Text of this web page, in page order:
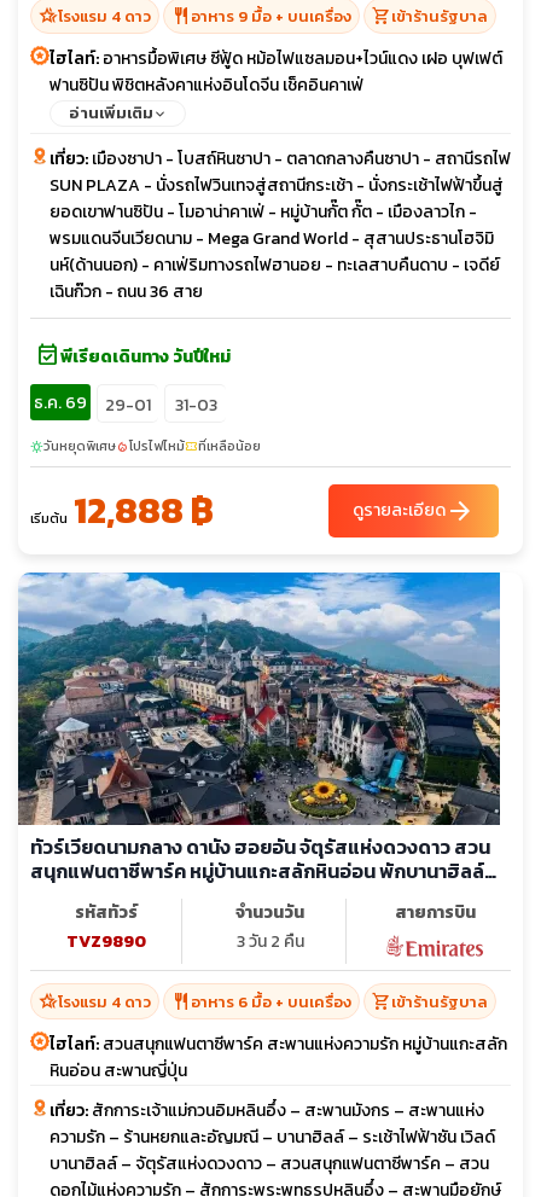
hotel_classโรงแรม 4 ดาว restaurant อาหาร 9 มื้อ + บนเครื่อง shopping_cartเข้าร้านรัฐบาล
ไฮไลท์:อาหารมื้อพิเศษ ซีฟู้ด หม้อไฟแซลมอน+ไวน์แดง เฝอ บุฟเฟต์
ฟานซิปัน พิชิตหลังคาแห่งอินโดจีน เช็คอินคาเฟ่
อ่านเพิ่มเติม
เที่ยว:เมืองซาปา - โบสถ์หินซาปา - ตลาดกลางคืนซาปา - สถานีรถไฟ
SUN PLAZA - นั่งรถไฟวินเทจสู่สถานีกระเช้า - นั่งกระเช้าไฟฟ้าขึ้นสู่
ยอดเขาฟานซิปัน - โมอาน่าคาเฟ่ - หมู่บ้านกั๊ต กั๊ต - เมืองลาวไก -
พรมแดนจีนเวียดนาม - Mega Grand World - สุสานประธานโฮจิมิ
นห์(ด้านนอก) - คาเฟ่ริมทางรถไฟฮานอย - ทะเลสาบคืนดาบ - เจดีย์
เฉินก๊วก - ถนน 36 สาย
event_availableพีเรียดเดินทาง วันปีใหม่
ธ.ค. 69
29-01 31-03
sunnyวันหยุดพิเศษlocal_fire_departmentโปรไฟไหม้confirmation_numberที่เหลือน้อย
เริ่มต้น 12,888 ฿ ดูรายละเอียดarrow_forward
ทัวร์เวียดนามกลาง ดานัง ฮอยอัน จัตุรัสแห่งดวงดาว สวน
สนุกแฟนตาซีพาร์ค หมู่บ้านแกะสลักหินอ่อน พักบานาฮิลล์
รหัสทัวร์
TVZ9890
จำนวนวัน
3 วัน 2 คืน
สายการบิน
hotel_classโรงแรม 4 ดาว restaurant อาหาร 6 มื้อ + บนเครื่อง shopping_cartเข้าร้านรัฐบาล
ไฮไลท์:สวนสนุกแฟนตาซีพาร์ค สะพานแห่งความรัก หมู่บ้านแกะสลัก
หินอ่อน สะพานญี่ปุ่น
เที่ยว:สักการะเจ้าแม่กวนอิมหลินอึ๋ง – สะพานมังกร – สะพานแห่ง
ความรัก – ร้านหยกและอัญมณี – บานาฮิลล์ – ระเช้าไฟฟ้าซัน เวิลด์
บานาฮิลล์ – จัตุรัสแห่งดวงดาว – สวนสนุกแฟนตาซีพาร์ค – สวน
ดอกไม้แห่งความรัก – สักการะพระพุทธรูปหลินอึ๋ง – สะพานมือยักษ์